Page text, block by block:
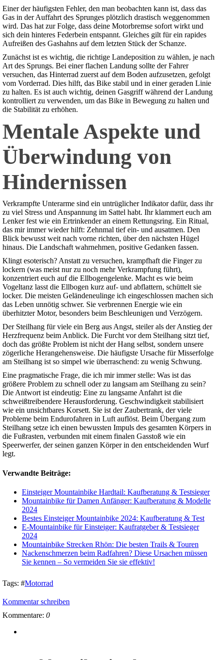
Einer der häufigsten Fehler, den man beobachten kann ist, dass das
Gas in der Auffahrt des Sprunges plötzlich drastisch weggenommen
wird. Das hat zur Folge, dass deine Motorbremse sofort wirkt und
sich dein hinteres Federbein entspannt. Gleiches gilt für ein rapides
Aufreißen des Gashahns auf dem letzten Stück der Schanze.
Zunächst ist es wichtig, die richtige Landeposition zu wählen, je nach
Art des Sprungs. Bei einer flachen Landung sollte der Fahrer
versuchen, das Hinterrad zuerst auf dem Boden aufzusetzen, gefolgt
vom Vorderrad. Dies hilft, das Bike stabil und in einer geraden Linie
zu halten. Es ist auch wichtig, deinen Gasgriff während der Landung
kontrolliert zu verwenden, um das Bike in Bewegung zu halten und
die Stabilität zu erhöhen.
Mentale Aspekte und
Überwindung von
Hindernissen
Verkrampfte Unterarme sind ein untrüglicher Indikator dafür, dass ihr
zu viel Stress und Anspannung im Sattel habt. Ihr klammert euch am
Lenker fest wie ein Ertrinkender an einem Rettungsring. Ein Ritual,
das mir immer wieder hilft: Zehnmal tief ein- und ausatmen. Den
Blick bewusst weit nach vorne richten, über den nächsten Hügel
hinaus. Die Landschaft wahrnehmen, positive Gedanken fassen.
Klingt esoterisch? Anstatt zu versuchen, krampfhaft die Finger zu
lockern (was meist nur zu noch mehr Verkrampfung führt),
konzentriert euch auf die Ellbogengelenke. Macht es wie beim
Vogeltanz lasst die Ellbogen kurz auf- und abflattern, schüttelt sie
locker. Die meisten Geländeneulinge ich eingeschlossen machen sich
das Leben unnötig schwer. Sie verbrennen Energie wie ein
überhitzter Motor, besonders beim Beschleunigen und Verzögern.
Der Steilhang für viele ein Berg aus Angst, steiler als der Anstieg der
Herzfrequenz beim Anblick. Die Furcht vor dem Steilhang sitzt tief,
doch das größte Problem ist nicht der Hang selbst, sondern unsere
zögerliche Herangehensweise. Die häufigste Ursache für Misserfolge
am Steilhang ist so simpel wie überraschend: zu wenig Schwung.
Eine pragmatische Frage, die ich mir immer stelle: Was ist das
größere Problem zu schnell oder zu langsam am Steilhang zu sein?
Die Antwort ist eindeutig: Eine zu langsame Anfahrt ist die
schweißtreibendere Herausforderung. Geschwindigkeit stabilisiert
wie ein unsichtbares Korsett. Sie ist der Zaubertrank, der viele
Probleme beim Endurofahren in Luft auflöst. Beim Übergang zum
Steilhang setze ich einen bewussten Impuls des gesamten Körpers in
die Fußrasten, verbunden mit einem finalen Gasstoß wie ein
Speerwerfer, der seinen ganzen Körper in den entscheidenden Wurf
legt.
Verwandte Beiträge:
Einsteiger Mountainbike Hardtail: Kaufberatung & Testsieger
Mountainbike für Damen Anfänger: Kaufberatung & Modelle
2024
Bestes Einsteiger Mountainbike 2024: Kaufberatung & Test
E-Mountainbike für Einsteiger: Kaufratgeber & Testsieger
2024
Mountainbike Strecken Rhön: Die besten Trails & Touren
Nackenschmerzen beim Radfahren? Diese Ursachen müssen
Sie kennen – So vermeiden Sie sie effektiv!
Tags: #Motorrad
Kommentar schreiben
Kommentare: 0